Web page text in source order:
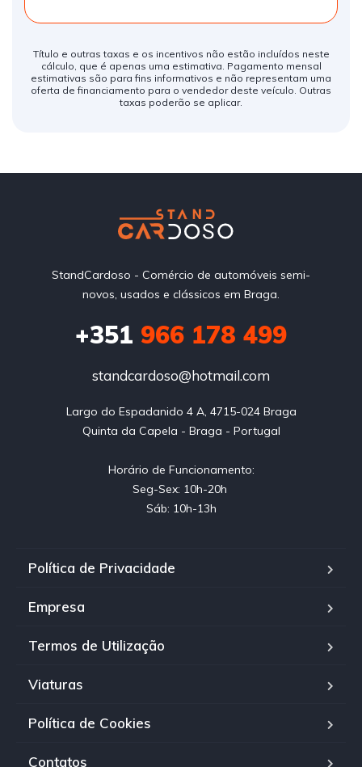
Título e outras taxas e os incentivos não estão incluídos neste
cálculo, que é apenas uma estimativa. Pagamento mensal
estimativas são para fins informativos e não representam uma
oferta de financiamento para o vendedor deste veículo. Outras
taxas poderão se aplicar.
StandCardoso - Comércio de automóveis semi-
novos, usados e clássicos em Braga.
+351 966 178 499
standcardoso@hotmail.com
Largo do Espadanido 4 A, 4715-024 Braga
Quinta da Capela - Braga - Portugal
Horário de Funcionamento:
Seg-Sex: 10h-20h
Sáb: 10h-13h
Política de Privacidade
Empresa
Termos de Utilização
Viaturas
Política de Cookies
Contatos